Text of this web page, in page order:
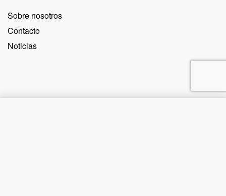
Sobre nosotros
Contacto
Noticias